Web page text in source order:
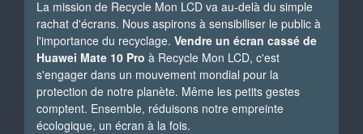
La mission de Recycle Mon LCD va au-delà du simple
rachat d'écrans. Nous aspirons à sensibiliser le public à
l'importance du recyclage. Vendre un écran cassé de
Huawei Mate 10 Pro à Recycle Mon LCD, c'est
s'engager dans un mouvement mondial pour la
protection de notre planète. Même les petits gestes
comptent. Ensemble, réduisons notre empreinte
écologique, un écran à la fois.